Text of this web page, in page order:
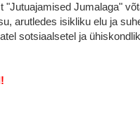
"Jutuajamised Jumalaga"
arutledes isikliku elu ja
sotsiaalsetel ja